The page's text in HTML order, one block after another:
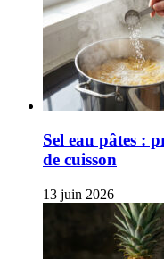
Sel eau pâtes :
de cuisson
13 juin 2026